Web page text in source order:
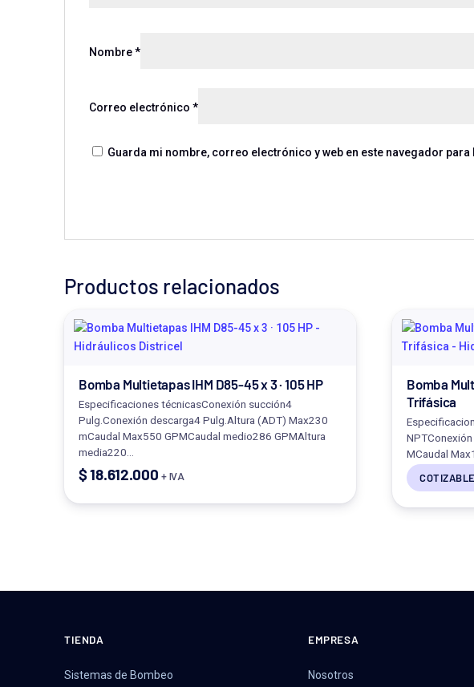
Nombre*
Correo electrónico *
Guarda mi nombre, correo electrónico y web en este navegador
Productos relacionados
Bomba Multietapas IHM D85-45 x 3 · 105 HP
Especificaciones técnicasConexión succión4
Pulg.Conexión descarga4 Pulg.Altura (ADT) Max230
mCaudal Max550 GPMCaudal medio286 GPMAltura
media220…
$18.612.000 + IVA
Bomba
Trifásica
MCaudal
COTIZABLE
TIENDA
Sistemas de Bombeo
EMPRESA
Nosotros